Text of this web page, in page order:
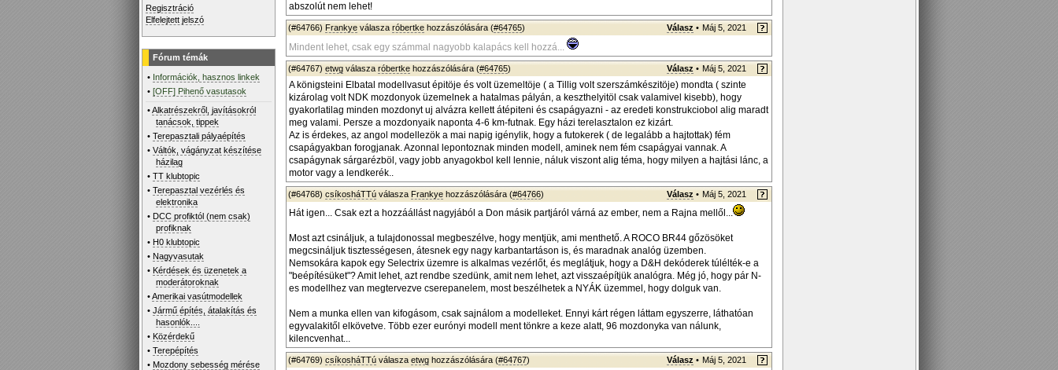
Regisztráció
Elfelejtett jelszó
Fórum témák
• Információk, hasznos linkek
•[OFF] Pihenő vasutasok
•Alkatrészekről, javításokról
tanácsok, tippek
•Terepasztali pályaépítés
•Váltók, vágányzat készítése
házilag
•TT klubtopic
•Terepasztal vezérlés és
elektronika
• DCC profiktól (nem csak)
profiknak
• H0 klubtopic
• Nagyvasutak
• Kérdések és üzenetek a
moderátoroknak
•Amerikai vasútmodellek
•Jármű építés, átalakítás és
hasonlók....
• Közérdekű
•Terepépítés
• Mozdony sebesség mérése
abszolút nem lehet!
(#64766) Frankye válasza róbertke hozzászólására (#64765) Válasz • Máj 5, 2021
Mindent lehet, csak egy számmal nagyobb kalapács kell hozzá...
(#64767) etwg válasza róbertke hozzászólására (#64765) Válasz • Máj 5, 2021
A königsteini Elbatal modellvasut épitöje és volt üzemeltöje ( a Tillig volt szerszámkészitöje) mondta ( szinte
kizárolag volt NDK mozdonyok üzemelnek a hatalmas pályán, a keszthelyitöl csak valamivel kisebb), hogy
gyakorlatilag minden mozdonyt uj alvázra kellett átépiteni és csapágyazni - az eredeti konstrukciobol alig maradt
meg valami. Persze a mozdonyaik naponta 4-6 km-futnak. Egy házi terelasztalon ez kizárt.
Az is érdekes, az angol modellezök a mai napig igénylik, hogy a futokerek ( de legalább a hajtottak) fém
csapágyakban forogjanak. Azonnal lepontoznak minden modell, aminek nem fém csapágyai vannak. A
csapágynak sárgarézböl, vagy jobb anyagokbol kell lennie, náluk viszont alig téma, hogy milyen a hajtási lánc, a
motor vagy a lendkerék..
(#64768) csíkosháTTú válasza Frankye hozzászólására (#64766) Válasz • Máj 5, 2021
Hát igen... Csak ezt a hozzáállást nagyjából a Don másik partjáról várná az ember, nem a Rajna mellől...
Most azt csináljuk, a tulajdonossal megbeszélve, hogy mentjük, ami menthető. A ROCO BR44 gőzösöket
megcsináljuk tisztességesen, átesnek egy nagy karbantartáson is, és maradnak analóg üzemben.
Nemsokára kapok egy Selectrix üzemre is alkalmas vezérlőt, és meglátjuk, hogy a D&H dekóderek túlélték-e a
"beépítésüket"? Amit lehet, azt rendbe szedünk, amit nem lehet, azt visszaépítjük analógra. Még jó, hogy pár N-
es modellhez van megtervezve cserepanelem, most beszélhetek a NYÁK üzemmel, hogy dolguk van.
Nem a munka ellen van kifogásom, csak sajnálom a modelleket. Ennyi kárt régen láttam egyszerre, láthatóan
egyvalakitől elkövetve. Több ezer eurónyi modell ment tönkre a keze alatt, 96 mozdonyka van nálunk,
kilencvenhat...
(#64769) csíkosháTTú válasza etwg hozzászólására (#64767) Válasz • Máj 5, 2021